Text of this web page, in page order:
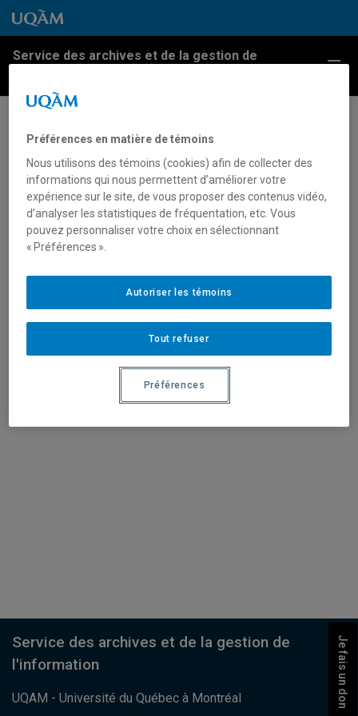
Passer au contenu
Accéder au menu principal
Accéder à la recherche
Passer au contenu
Accéder au menu principal
Service des archives et de la gestion de
8e édition de la Nuit blanche du
Festival Montréal en lumière
Le clocher de l’église Saint-Jacques illuminé lors de
la 8e édition de la Nuit blanche du Festival Montréal
en lumière, [26 février 2011].
Fonds d’archives du Services des communications.
Journal L’UQAM, vol. 37, no 12.
Je fais un don
UQAM - Université du Québec à Montréal
Service des archives et de la gestion de
l'information
Préférences en matière de témoins
Nous utilisons des témoins (cookies) afin de collecter des
informations qui nous permettent d’améliorer votre
expérience sur le site, de vous proposer des contenus vidéo,
d’analyser les statistiques de fréquentation, etc. Vous
pouvez personnaliser votre choix en sélectionnant
« Préférences ».
Tout refuser
Autoriser les témoins
Préférences